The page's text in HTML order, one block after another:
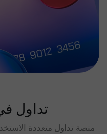
تداول
منصة تداول متعددة